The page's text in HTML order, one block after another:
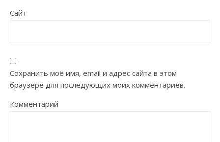
Сайт
Сохранить моё имя, email и адрес сайта в этом
браузере для последующих моих комментариев.
Комментарий